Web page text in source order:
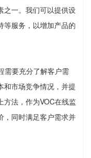
之一。我们可以提供设
等服务，以增加产品的
需要充分了解客户需
和市场竞争情况，并提
法，作为VOC在线监
，同时满足客户需求并